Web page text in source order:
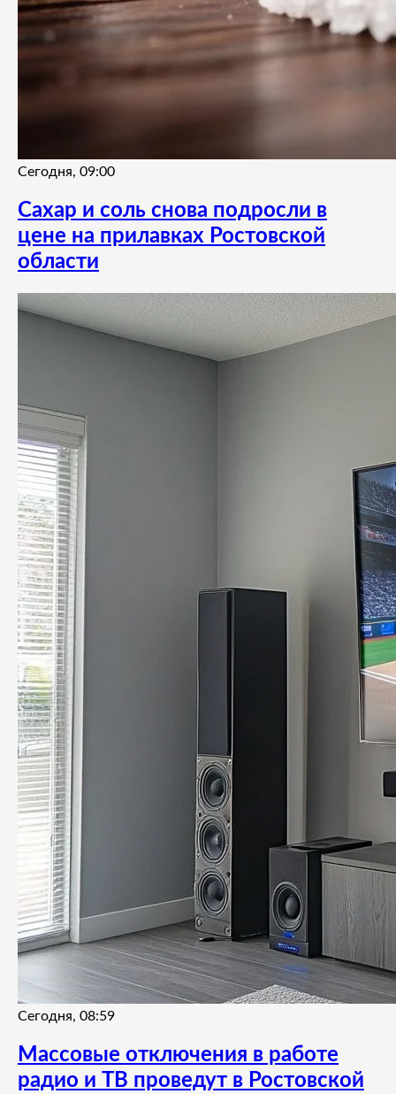
Сегодня, 09:00
Сахар и соль снова подросли в
цене на прилавках Ростовской
области
Сегодня, 08:59
Массовые отключения в работе
радио и ТВ проведут в Ростовской